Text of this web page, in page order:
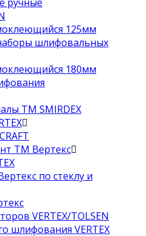
125мм
шлифовальных
180мм
ТМ SMIRDEX
ТМ Вертекс
по стеклу и
VERTEX/TOLSEN
шлифования VERTEX